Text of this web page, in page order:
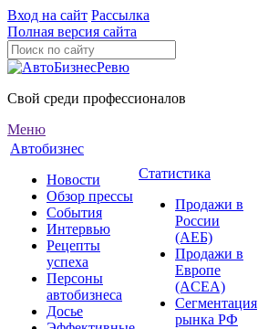
Вход на сайт Рассылка
Полная версия сайта
Свой среди профессионалов
Меню
Автобизнес
Новости
Обзор прессы
События
Интервью
Рецепты
успеха
Персоны
автобизнеса
Досье
Статистика
Продажи в
России
(АЕБ)
Продажи в
Европе
(ACEA)
Сегментация
рынка РФ